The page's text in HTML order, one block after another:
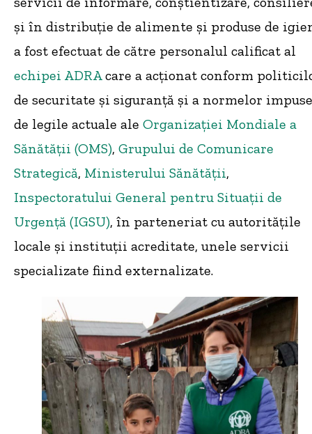
și în distribuție de alimente și produse de
a fost efectuat de către personalul calificat al
echipei ADRAcare a acționat conform
de securitate și siguranță și a normelor impuse
de legile actuale ale Organizației Mondiale a
Sănătății (OMS), Grupului de Comunicare
Strategică, Ministerului Sănătății,
Inspectoratului General pentru Situații de
Urgență (IGSU), în parteneriat cu autoritățile
locale și instituții acreditate, unele servicii
specializate fiind externalizate.